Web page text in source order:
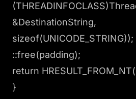
&DestinationString,
sizeof(UNICODE_STRING));
::free(padding);
return
}